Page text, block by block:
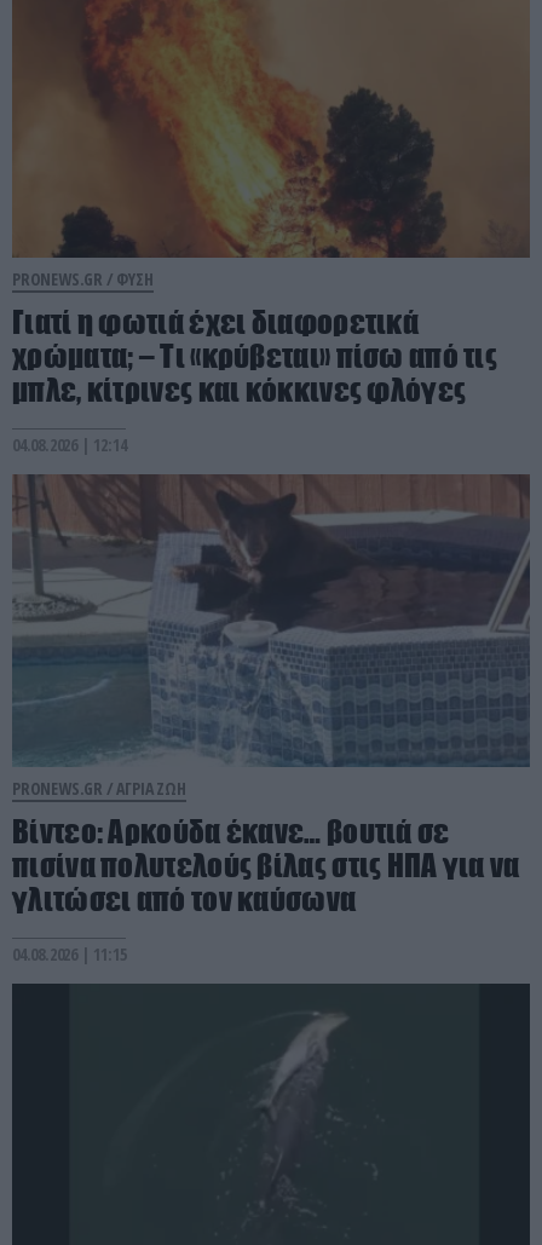
PRONEWS.GR / ΦΥΣΗ
Γιατί η φωτιά έχει διαφορετικά
χρώματα; – Τι «κρύβεται» πίσω από τις
μπλε, κίτρινες και κόκκινες φλόγες
04.08.2026 | 12:14
PRONEWS.GR /ΑΓΡΙΑ ΖΩΗ
Βίντεο: Αρκούδα έκανε… βουτιά σε
πισίνα πολυτελούς βίλας στις ΗΠΑ για να
γλιτώσει από τον καύσωνα
04.08.2026 | 11:15